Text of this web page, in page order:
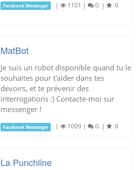
Facebook Messenger | 1101 | 0. | 0
MatBot
Je suis un robot disponible quand tu le
souhaites pour t'aider dans tes
devoirs, et te prévenir des
interrogations :) Contacte-moi sur
messenger !
Facebook Messenger | 1009 | 0. | 0
La Punchline